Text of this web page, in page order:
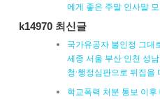
에게 좋은 주말 인사말
k14970 최신글
국가유공자 불인정 그대
세종 서울 부산 인천 성
청·행정심판으로 뒤집을
학교폭력 처분 통보 이